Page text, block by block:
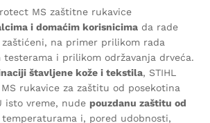
MS zaštitne rukavice
i domaćim korisnicima da rade
na primer prilikom rada
testerama i prilikom održavanja drveća.
štavljene kože i tekstila, STIHL
MS rukavice za zaštitu od posekotina
isto vreme, nude pouzdanu zaštitu od
i, pored udobnosti,